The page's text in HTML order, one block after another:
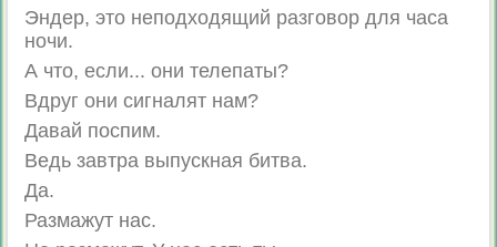
Эндер, это неподходящий разговор для часа
ночи.
А что, если... они телепаты?
Вдруг они сигналят нам?
Давай поспим.
Ведь завтра выпускная битва.
Да.
Размажут нас.